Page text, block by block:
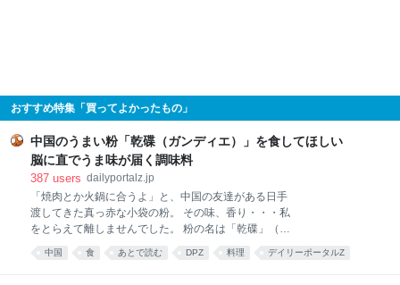
おすすめ特集「買ってよかったもの」
中国のうまい粉「乾碟（ガンディエ）」を食してほしい
脳に直でうま味が届く調味料
387 users dailyportalz.jp
「焼肉とか火鍋に合うよ」と、中国の友達がある日手
渡してきた真っ赤な小袋の粉。 その味、香り・・・私
をとらえて離しませんでした。 粉の名は「乾碟」（ガ
た、脳に直でうま味が届く調味料です。 そんな乾碟を
中国 食 あとで読む DPZ 料理 デイリーポータルZ